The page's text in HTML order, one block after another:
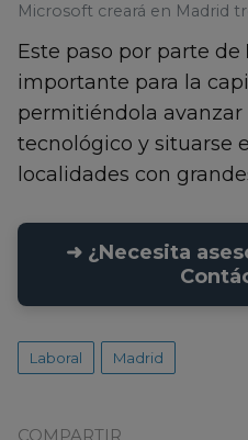
Microsoft creará en Madrid
Este paso por parte de
importante para la
permitiéndola avanzar
tecnológico y situarse
localidades con
➜ ¿Necesita
Laboral Madrid
COMPARTIR